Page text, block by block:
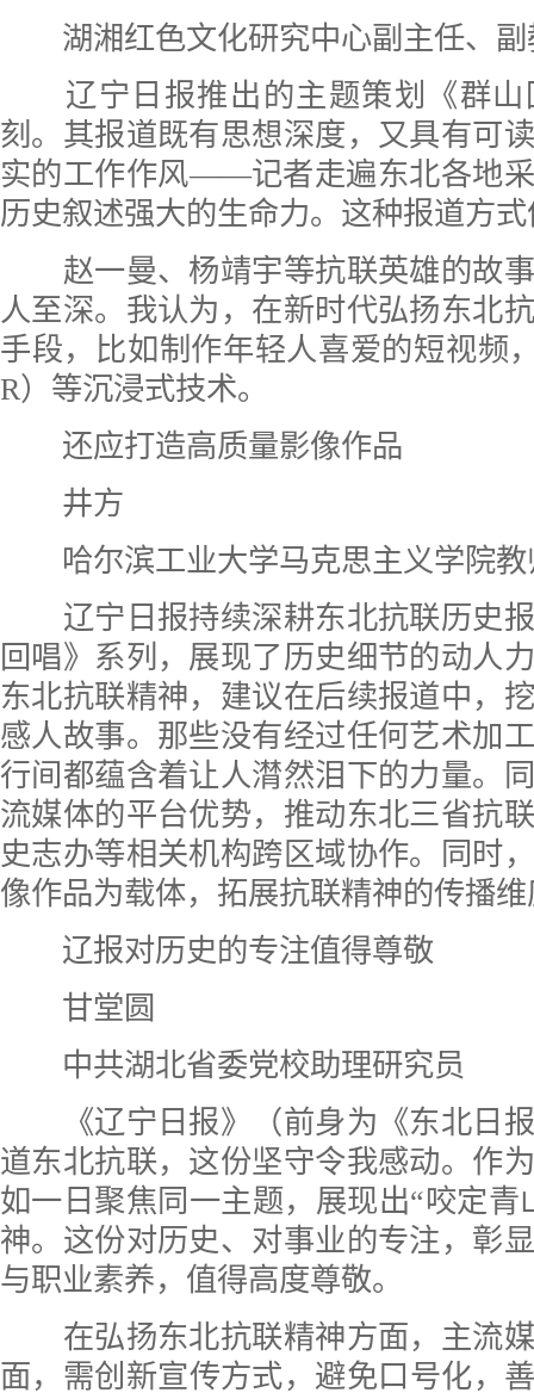
湖湘红色文化研究中心副主任、
辽宁日报推出的主题策划《群山
刻。其报道既有思想深度，又具有可
实的工作作风——记者走遍东北各地
历史叙述强大的生命力。这种报道方
赵一曼、杨靖宇等抗联英雄的故事
人至深。我认为，在新时代弘扬东北
手段，比如制作年轻人喜爱的短视频
R）等沉浸式技术。
还应打造高质量影像作品
井方
哈尔滨工业大学马克思主义学院教
辽宁日报持续深耕东北抗联历史报
回唱》系列，展现了历史细节的动人
东北抗联精神，建议在后续报道中，
感人故事。那些没有经过任何艺术加
行间都蕴含着让人潸然泪下的力量。
流媒体的平台优势，推动东北三省抗
史志办等相关机构跨区域协作。同时
像作品为载体，拓展抗联精神的传播
辽报对历史的专注值得尊敬
甘堂圆
中共湖北省委党校助理研究员
《辽宁日报》（前身为《东北日报
道东北抗联，这份坚守令我感动。作
如一日聚焦同一主题，展现出“咬定青
神。这份对历史、对事业的专注，彰
与职业素养，值得高度尊敬。
在弘扬东北抗联精神方面，主流媒
面，需创新宣传方式，避免口号化